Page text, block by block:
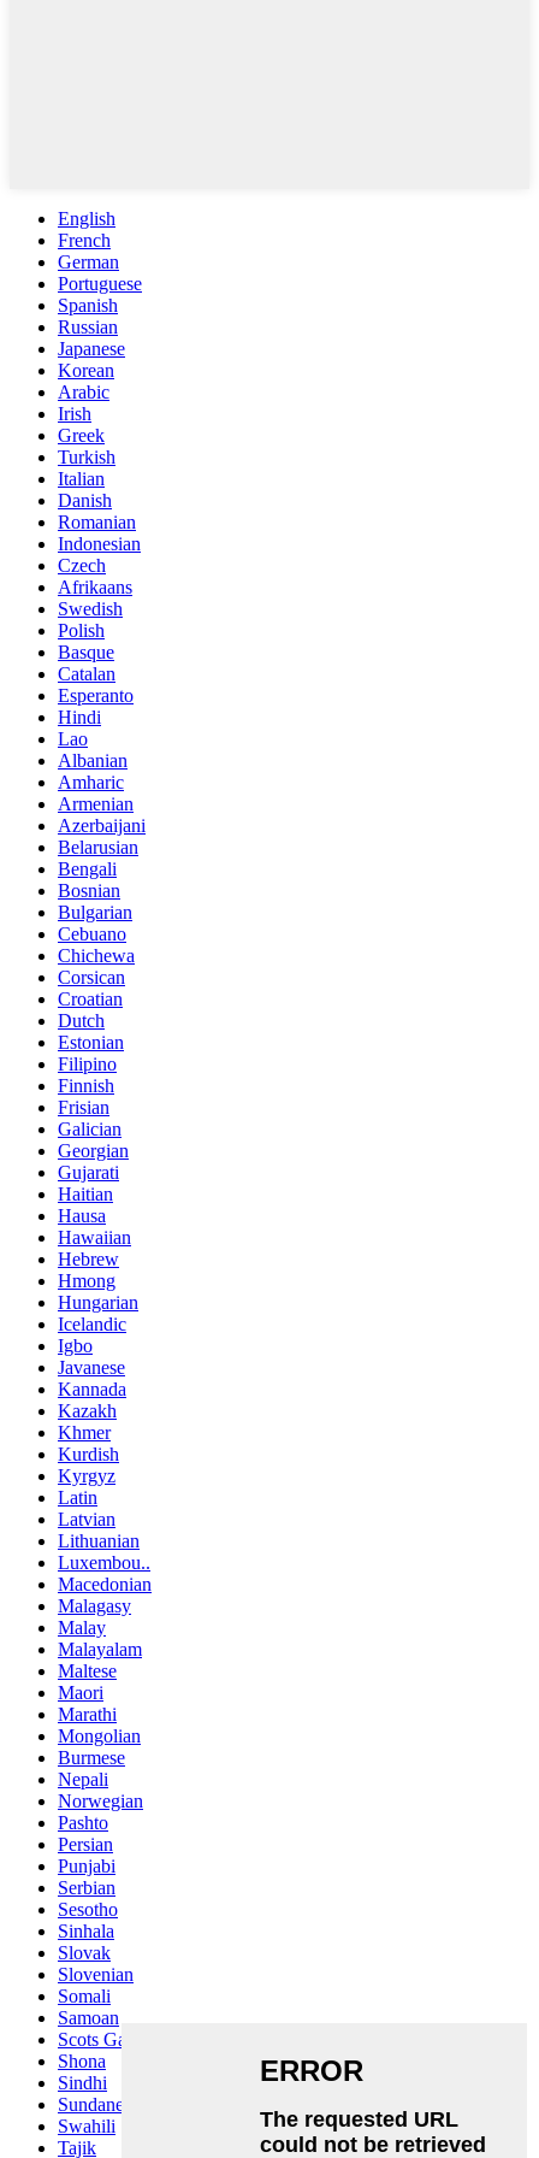
English
French
German
Portuguese
Spanish
Russian
Japanese
Korean
Arabic
Irish
Greek
Turkish
Italian
Danish
Romanian
Indonesian
Czech
Afrikaans
Swedish
Polish
Basque
Catalan
Esperanto
Hindi
Lao
Albanian
Amharic
Armenian
Azerbaijani
Belarusian
Bengali
Bosnian
Bulgarian
Cebuano
Chichewa
Corsican
Croatian
Dutch
Estonian
Filipino
Finnish
Frisian
Galician
Georgian
Gujarati
Haitian
Hausa
Hawaiian
Hebrew
Hmong
Hungarian
Icelandic
Igbo
Javanese
Kannada
Kazakh
Khmer
Kurdish
Kyrgyz
Latin
Latvian
Lithuanian
Luxembou..
Macedonian
Malagasy
Malay
Malayalam
Maltese
Maori
Marathi
Mongolian
Burmese
Nepali
Norwegian
Pashto
Persian
Punjabi
Serbian
Sesotho
Sinhala
Slovak
Slovenian
Somali
Samoan
Scots Gaelic
Shona
Sindhi
Sundanese
Swahili
Tajik